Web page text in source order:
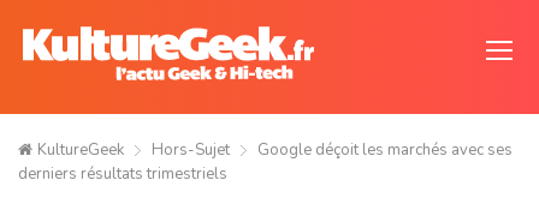
KultureGeek Hors-Sujet
Google déçoit les marchés avec ses
derniers résultats trimestriels